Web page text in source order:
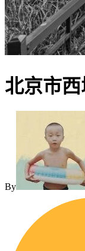
北京市
By